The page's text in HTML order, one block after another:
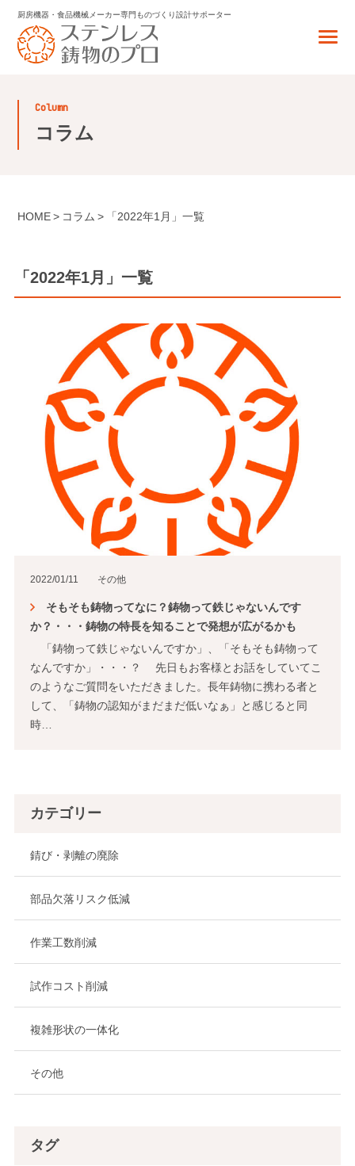
厨房機器・食品機械メーカー専門 ものづくり設計サポーター
column
コラム
HOME コラム 「2022年1月」一覧
「2022年1月」一覧
2022/01/11 その他
そもそも鋳物ってなに？鋳物って鉄じゃないんです
か？・・・鋳物の特長を知ることで発想が広がるかも
「鋳物って鉄じゃないんですか」、「そもそも鋳物って
なんですか」・・・？ 先日もお客様とお話をしていてこ
のようなご質問をいただきました。長年鋳物に携わる者と
して、「鋳物の認知がまだまだ低いなぁ」と感じると同
時…
カテゴリー
錆び・剥離の廃除
部品欠落リスク低減
作業工数削減
試作コスト削減
複雑形状の一体化
その他
タグ